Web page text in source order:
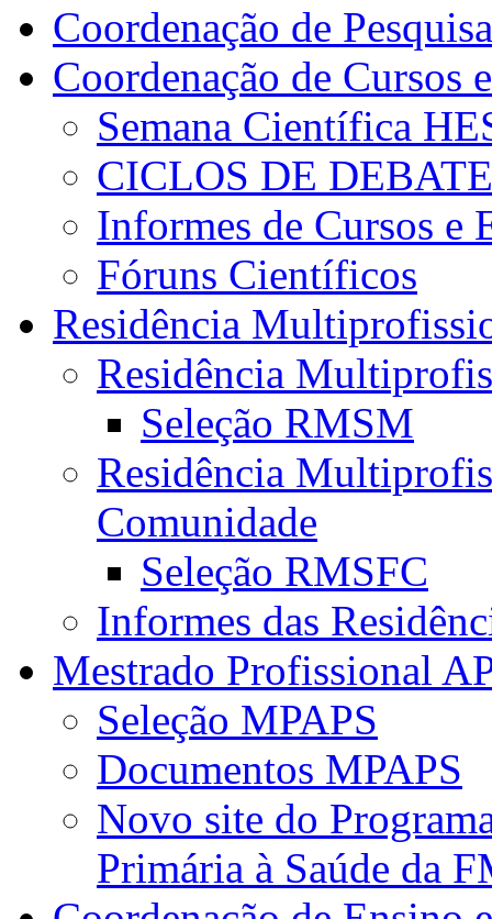
Coordenação de Pesquisa
Coordenação de Cursos
Semana Científica
CICLOS DE
Informes de Cursos e
Fóruns Científicos
Residência
Residência
Seleção RMSM
Residência
Comunidade
Seleção RMSFC
Informes das
Mestrado Profissional
Seleção MPAPS
Documentos MPAPS
Novo site do
Primária à Saúde da